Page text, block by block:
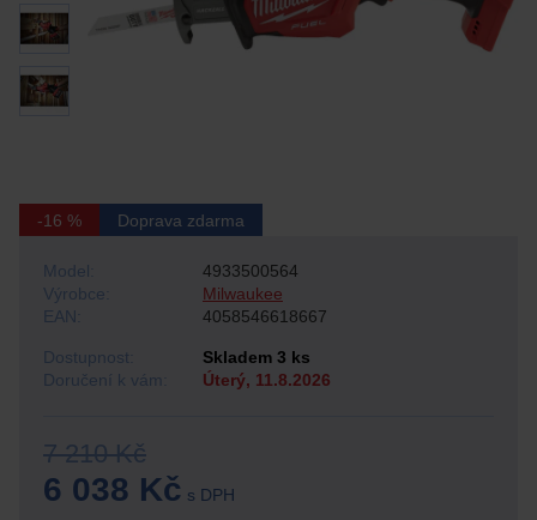
Doprava zdarma
-16 %
7 210 Kč
6 038 Kč s DPH
Dostupnost:
Skladem 3 ks
Doručení k vám:
Úterý, 11.8.2026
Výrobce: Milwaukee
Model: 4933500564
EAN: 4058546618667